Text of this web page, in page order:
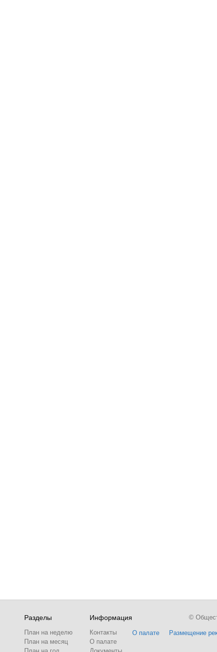
Разделы
План на неделю
План на месяц
Информация
Контакты
О палате
О палате Размещение
©